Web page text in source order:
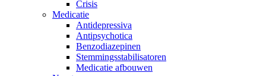
Crisis
Medicatie
Antidepressiva
Antipsychotica
Benzodiazepinen
Stemmingsstabilisatoren
Medicatie afbouwen